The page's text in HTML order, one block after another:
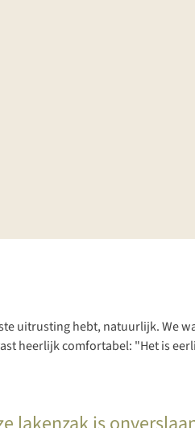
uitrusting hebt, natuurlijk. We
heerlijk comfortabel: "Het is